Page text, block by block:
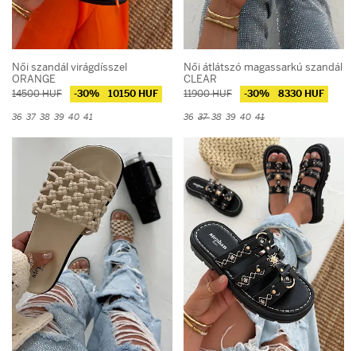
Női szandál virágdísszel
ORANGE
14500 HUF -30% 10150 HUF
36 37 38 39 40 41
Női átlátszó magassarkú szandál
CLEAR
11900 HUF -30% 8330 HUF
36 3738 39 40 41